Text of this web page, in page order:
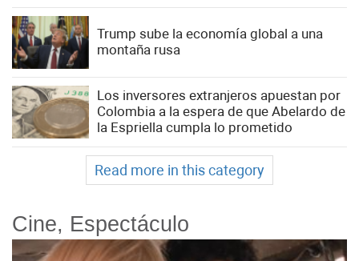
Trump sube la economía global a una
montaña rusa
Los inversores extranjeros apuestan por
Colombia a la espera de que Abelardo de
la Espriella cumpla lo prometido
Read more in this category
Cine, Espectáculo